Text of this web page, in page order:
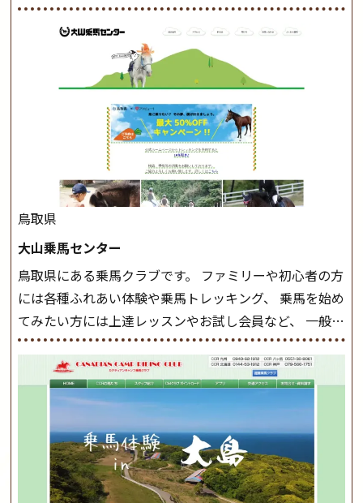
けでなく、馬の手入れや馬装（鞍などを装着する） も
このクラスで把握し、「馬に触れること」にも慣れてい
きましょう。 スタートクラス ビギナークラスで単独で
軽速歩(けいはやあし)ができるようになったら スタート
クラスへ。 グループレッスンで馬のスピードを調整し
ながら 軽速歩・正反撞(せいはんどう)を学びます。 安定
した手綱操作と軽速歩・正反撞ができるようになれば
駈歩(かけあし)練習に入ります。 ホップクラス スタート
クラスで常歩(なみあし)や 速歩、駈歩の初歩をマスター
したら、 次は部班にて駈歩を含めた誘導練習を行いま
しょう。 ステップクラス ホップクラスまでに練習した
の扶助操作や誘導方法を身につけましょう。 注意事項
◆馬場使用状況により、使用する馬場はこちらで決定い
たしますのでご了承ください ◆基本は雨天決行です
が、落雷・強風等のより、安全上急遽中止させていただ
く場合がございます。 ◆三木ホースランドパークの協議
会や講習会等により、一部レッスンが中止になる場合が
ございます。 その際、ご予約いただいている皆様には事
前にご連絡いたします。MIKIホーストレックのツアー
はこちら
鳥取県
大山乗馬センター
鳥取県にある乗馬クラブです。 ファミリーや初心者の方
には各種ふれあい体験や乗馬トレッキング、 乗馬を始め
てみたい方には上達レッスンやお試し会員など、 一般の
方に幅広くお楽しみいただける施設を目指しています。
また、お手軽（低価格）に会員になったり自分の馬を持
つことのできる乗馬クラブでもあり、 健康や趣味、スポ
ーツ競技として、老若男女様々な方が、日々乗馬をお楽
しみいただいています。 なお、ゴールデンウィークと夏
休み期間中は無休で営業していますので、ぜひご家族で
お越しください！大山乗馬センターの紹介記事はこち